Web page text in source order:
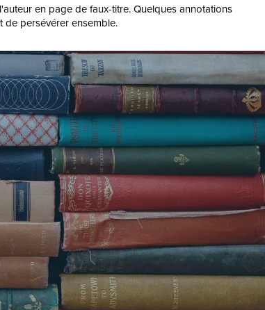
en page de faux-titre. Quelques annotations
de persévérer ensemble.